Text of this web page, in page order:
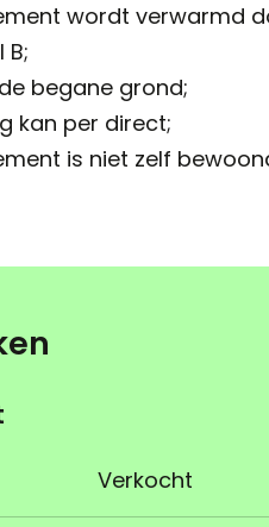
wordt verwarmd
B;
begane grond;
kan per direct;
is niet zelf
Verkocht